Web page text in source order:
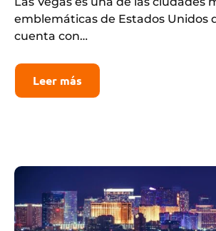
emblemáticas de Estados Unidos
cuenta con…
Leer más